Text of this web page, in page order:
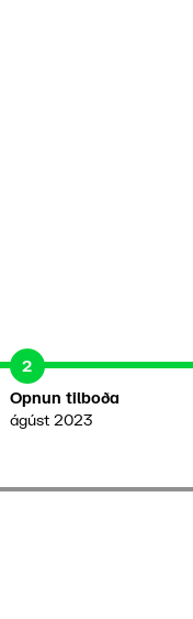
2
Opnun tilboða
ágúst 2023